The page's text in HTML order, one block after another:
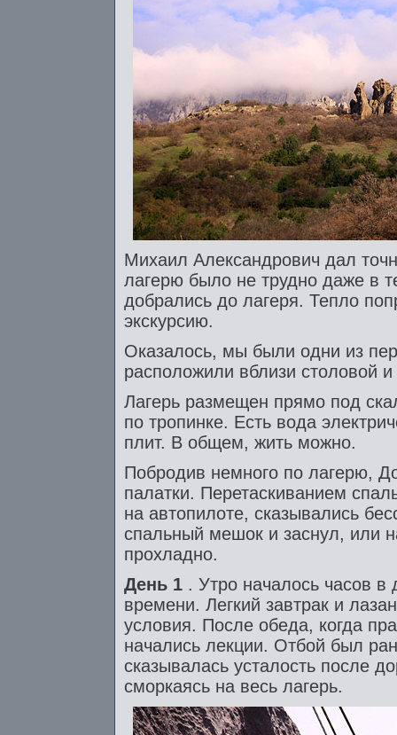
Михаил Александрович дал
лагерю было не трудно даже в
добрались до лагеря. Тепло
экскурсию.
Оказалось, мы были одни из
расположили вблизи столовой
Лагерь размещен прямо под
по тропинке. Есть вода
плит. В общем, жить можно.
Побродив немного по лагерю,
палатки. Перетаскиванием
на автопилоте, сказывались
спальный мешок и заснул, или
прохладно.
День 1 . Утро началось часов в
времени. Легкий завтрак и
условия. После обеда, когда
начались лекции. Отбой был
сказывалась усталость после
сморкаясь на весь лагерь.